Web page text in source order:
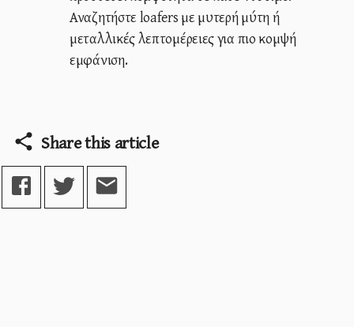
Αναζητήστε loafers με μυτερή μύτη ή
μεταλλικές λεπτομέρειες για πιο κομψή
εμφάνιση.
Share this article